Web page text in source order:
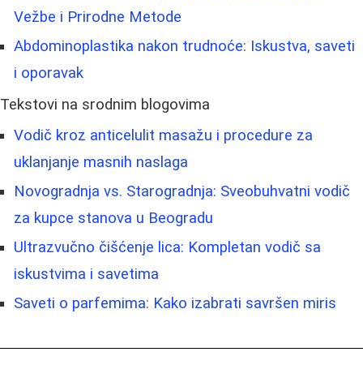
Vežbe i Prirodne Metode
Abdominoplastika nakon trudnoće: Iskustva, saveti
i oporavak
Tekstovi na srodnim blogovima
Vodič kroz anticelulit masažu i procedure za
uklanjanje masnih naslaga
Novogradnja vs. Starogradnja: Sveobuhvatni vodič
za kupce stanova u Beogradu
Ultrazvučno čišćenje lica: Kompletan vodič sa
iskustvima i savetima
Saveti o parfemima: Kako izabrati savršen miris